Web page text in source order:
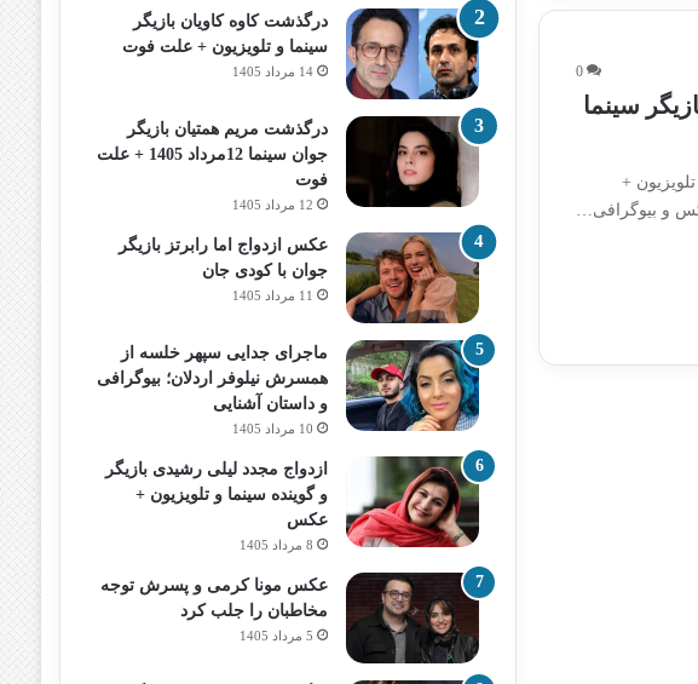
0
سینما
+
و بیوگرافی…
درگذشت کاوه کاویان بازیگر
سینما و تلویزیون + علت فوت
14 مرداد 1405
درگذشت مریم همتیان بازیگر
جوان سینما 12مرداد 1405 + علت
فوت
12 مرداد 1405
عکس ازدواج اما رابرتز بازیگر
جوان با کودی جان
11 مرداد 1405
ماجرای جدایی سپهر خلسه از
همسرش نیلوفر اردلان؛ بیوگرافی
و داستان آشنایی
10 مرداد 1405
ازدواج مجدد لیلی رشیدی بازیگر
و گوینده سینما و تلویزیون +
عکس
8 مرداد 1405
عکس مونا کرمی و پسرش توجه
مخاطبان را جلب کرد
5 مرداد 1405